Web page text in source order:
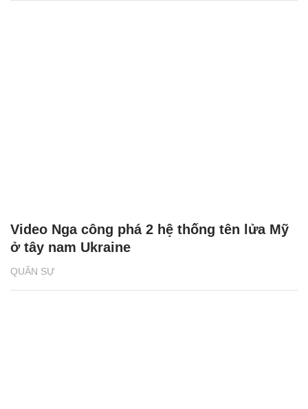
QUÂN SỰ
Video Nga công phá 2 hệ thống tên lửa Mỹ
ở tây nam Ukraine